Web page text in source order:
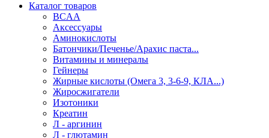
Каталог товаров
BCAA
Аксессуары
Аминокислоты
Батончики/Печенье/Арахис паста...
Витамины и минералы
Гейнеры
Жирные кислоты (Омега 3, 3-6-9, КЛА...)
Жиросжигатели
Изотоники
Креатин
Л - аргинин
Л - глютамин